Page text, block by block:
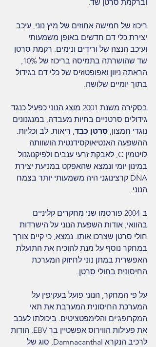
וברקמת סרטן שד.
ריכוז של חמישה אחוזים של מיץ נוני, עיכב
יצירת כלי דם חדשים באופן משמעותי
ועיכב הנצה של ורידים ונימים. רקמת סרטן
שד שהושרתה בתמיסה בריכוז של 10%,
הראתה ניוון ואפופטוזיס של כלי דם בגידול
בתוך יומיים שלושה.
בסקירה משנת 2001 מוצג הנוני כפעיל כנגד
גידולים סרטניים בחיות מעבדה, במנגנונים
נוגדי חמצון, סרטן כבד, ריאות, לב וכליות.
ההשפעה האנטיאוקסידנטית הושוותה
לויטמין C, לאבקת זרעי ענבים ולפיקנוגנול
במינון יומי ונמצא שהאפקט במניעת יצירת
DNA קרצינוגני היה משמעותי יותר בצמח
הנוני.
ב-2004 פורסמו שני מחקרים קליניים
בהוואי, אודות השפעת הנוני על הישרדות
חולי סרטן שצרכו אותו. נמצא, כי קיים צורך
במחקר נוסף על מנת להוכיח את התועלת
האפשרית במתן נוני לחיזוק המערכת
החיסונית בחולי סרטן.
על פי המחקר, הנוני פועל בעקיפין על
המערכת החיסונית המערבת את תאי
המקרופג'ים והלימפטציטים. ביכולתו לעכב
את פעילות הווירוס אפשטיין בר EBV, הודות
לרכיב הנקרא Damnacanthal, סוג של